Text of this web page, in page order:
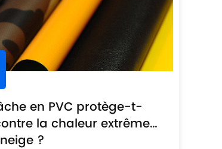
en PVC protège-t-
la chaleur extrême
?